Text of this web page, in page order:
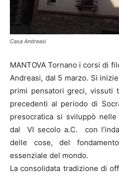
Casa Andreasi
MANTOVA Tornano i corsi di
Andreasi, dal 5 marzo. Si
primi pensatori greci, vissuti
precedenti al periodo di
presocratica si sviluppò
dal VI secolo a.C. con
delle cose, del
essenziale del mondo.
La consolidata tradizione di